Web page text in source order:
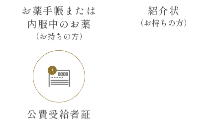
お薬手帳または
内服中のお薬
（お持ちの方）
紹介状
（お持ちの方）
公費受給者証